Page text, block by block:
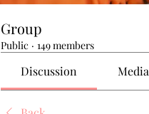
Group
Public · 149 members
Discussion Media